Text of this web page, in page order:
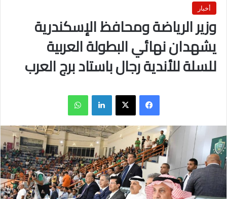
أخبار
وزير الرياضة ومحافظ الإسكندرية
يشهدان نهائي البطولة العربية
للسلة للأندية رجال باستاد برج العرب
فيسبوك X لينكدإن